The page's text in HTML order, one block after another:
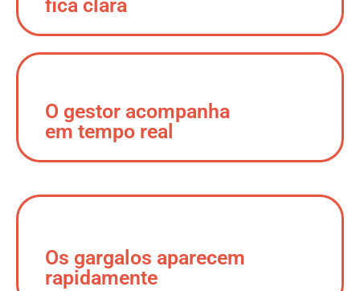
fica clara
O gestor acompanha
em tempo real
Os gargalos aparecem
rapidamente